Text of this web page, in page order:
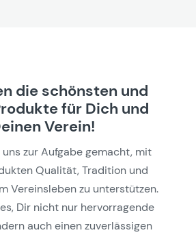
die schönsten und
für Dich und
Verein!
zur Aufgabe gemacht, mit
Qualität, Tradition und
Vereinsleben zu unterstützen.
Dir nicht nur hervorragende
auch einen zuverlässigen